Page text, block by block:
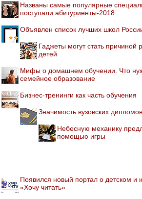
Названы самые популярные
поступали абитуриенты-2018
Объявлен список лучших школ
Гаджеты могут стать причиной
детей
Мифы о домашнем обучении. Что
семейное образование
Бизнес-тренинги как часть обучения
Значимость вузовских
Небесную механику
помощью игры
Появился новый портал о детском и
«Хочу читать»